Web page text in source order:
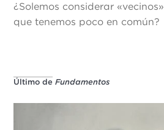
¿Solemos considerar
que tenemos poco en común?
Último deFundamentos